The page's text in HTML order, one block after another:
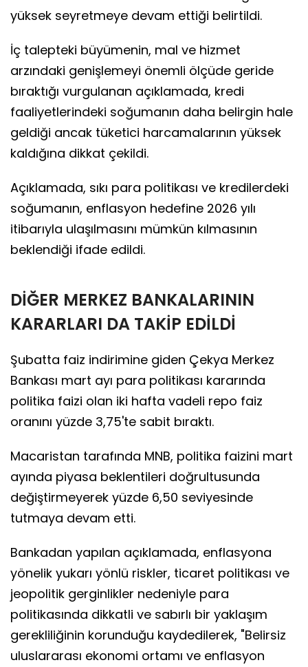
yüksek seyretmeye devam ettiği belirtildi.
İç talepteki büyümenin, mal ve hizmet
arzındaki genişlemeyi önemli ölçüde geride
bıraktığı vurgulanan açıklamada, kredi
faaliyetlerindeki soğumanın daha belirgin hale
geldiği ancak tüketici harcamalarının yüksek
kaldığına dikkat çekildi.
Açıklamada, sıkı para politikası ve kredilerdeki
soğumanın, enflasyon hedefine 2026 yılı
itibarıyla ulaşılmasını mümkün kılmasının
beklendiği ifade edildi.
DİĞER MERKEZ BANKALARININ
KARARLARI DA TAKİP EDİLDİ
Şubatta faiz indirimine giden Çekya Merkez
Bankası mart ayı para politikası kararında
politika faizi olan iki hafta vadeli repo faiz
oranını yüzde 3,75'te sabit bıraktı.
Macaristan tarafında MNB, politika faizini mart
ayında piyasa beklentileri doğrultusunda
değiştirmeyerek yüzde 6,50 seviyesinde
tutmaya devam etti.
Bankadan yapılan açıklamada, enflasyona
yönelik yukarı yönlü riskler, ticaret politikası ve
jeopolitik gerginlikler nedeniyle para
politikasında dikkatli ve sabırlı bir yaklaşım
gerekliliğinin korunduğu kaydedilerek, "Belirsiz
uluslararası ekonomi ortamı ve enflasyon